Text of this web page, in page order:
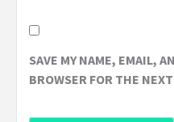
SAVE MY NAME, EMAIL,
BROWSER FOR THE